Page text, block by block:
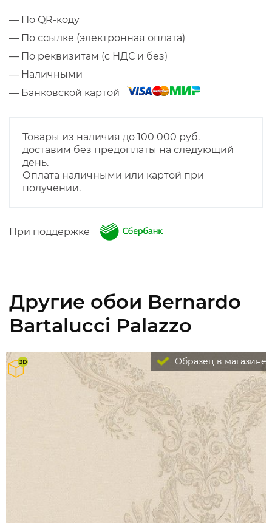
— По QR-коду
— По ссылке (электронная оплата)
— По реквизитам (с НДС и без)
— Наличными
— Банковской картой
Товары из наличия до 100 000 руб.
доставим без предоплаты на следующий
день.
Оплата наличными или картой при
получении.
При поддержке
Другие обои Bernardo
Bartalucci Palazzo
Образец в магазине